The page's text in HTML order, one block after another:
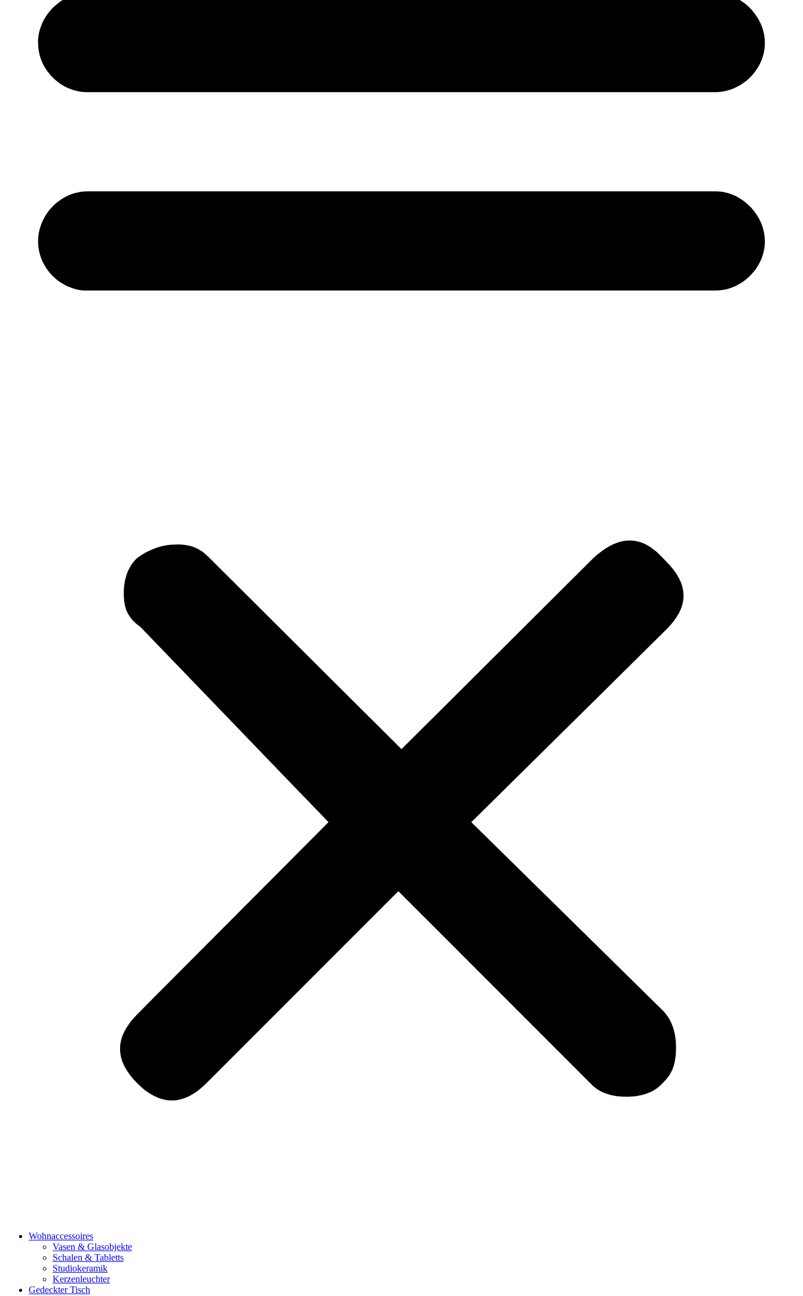
Wohnaccessoires
Vasen & Glasobjekte
Schalen & Tabletts
Studiokeramik
Kerzenleuchter
Gedeckter Tisch